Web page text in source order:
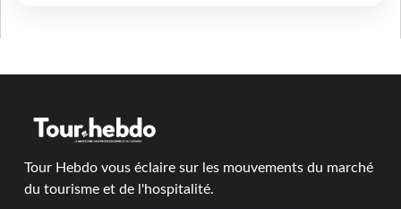
Tour Hebdo vous éclaire sur les mouvements du marché
du tourisme et de l'hospitalité.